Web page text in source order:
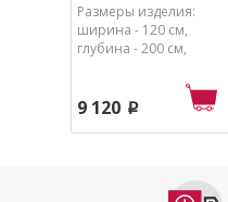
Размеры изделия:
ширина - 120 см,
глубина - 200 см,
9 120 p